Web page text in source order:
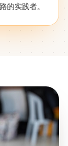
的实践者。